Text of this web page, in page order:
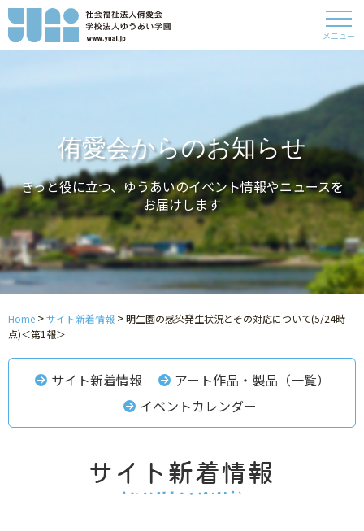
メニュー
侑愛会からのお知らせ
きっと役に立つ、ゆうあいのイベント情報やニュースを
お届けします
Home >サイト新着情報 >明生園の感染発生状況とその対応について(5/24時
点)＜第1報＞
サイト新着情報
アート作品・製品（一覧）
イベントカレンダー